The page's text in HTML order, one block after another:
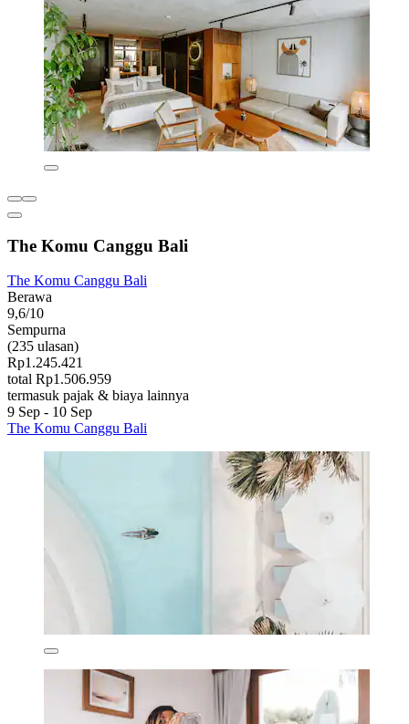
The Komu Canggu Bali
The Komu Canggu Bali
Berawa
9,6/10
Sempurna
(235 ulasan)
Rp1.245.421
total Rp1.506.959
termasuk pajak & biaya lainnya
9 Sep - 10 Sep
The Komu Canggu Bali